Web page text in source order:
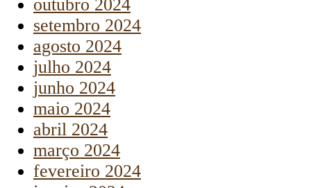
outubro 2024
setembro 2024
agosto 2024
julho 2024
junho 2024
maio 2024
abril 2024
março 2024
fevereiro 2024